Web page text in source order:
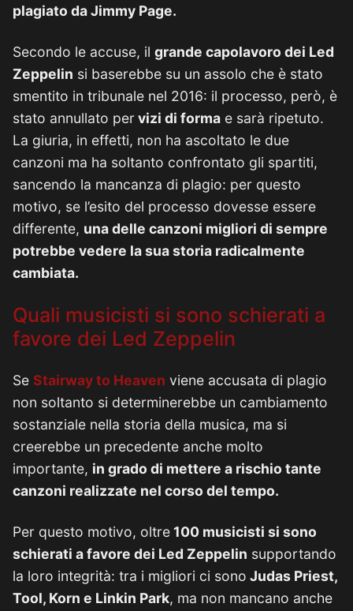
plagiato da Jimmy Page.
Secondo le accuse, il grande capolavoro dei Led
Zeppelin si baserebbe su un assolo che è stato
smentito in tribunale nel 2016: il processo, però, è
stato annullato per vizi di forma e sarà ripetuto.
La giuria, in effetti, non ha ascoltato le due
canzoni ma ha soltanto confrontato gli spartiti,
sancendo la mancanza di plagio: per questo
motivo, se l’esito del processo dovesse essere
differente, una delle canzoni migliori di sempre
potrebbe vedere la sua storia radicalmente
cambiata.
Quali musicisti si sono schierati a
favore dei Led Zeppelin
Se Stairway to Heaven viene accusata di plagio
non soltanto si determinerebbe un cambiamento
sostanziale nella storia della musica, ma si
creerebbe un precedente anche molto
importante, in grado di mettere a rischio tante
canzoni realizzate nel corso del tempo.
Per questo motivo, oltre 100 musicisti si sono
schierati a favore dei Led Zeppelin supportando
la loro integrità: tra i migliori ci sono Judas Priest,
Tool, Korn e Linkin Park, ma non mancano anche